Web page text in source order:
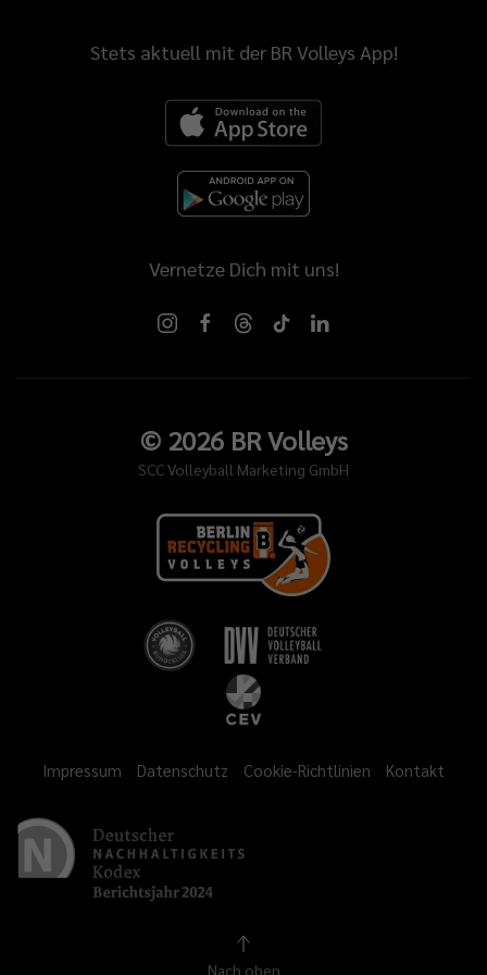
Stets aktuell mit der BR Volleys App!
Vernetze Dich mit uns!
© 2026BR Volleys
SCC Volleyball Marketing GmbH
Impressum Datenschutz Cookie-Richtlinien Kontakt
Nach oben